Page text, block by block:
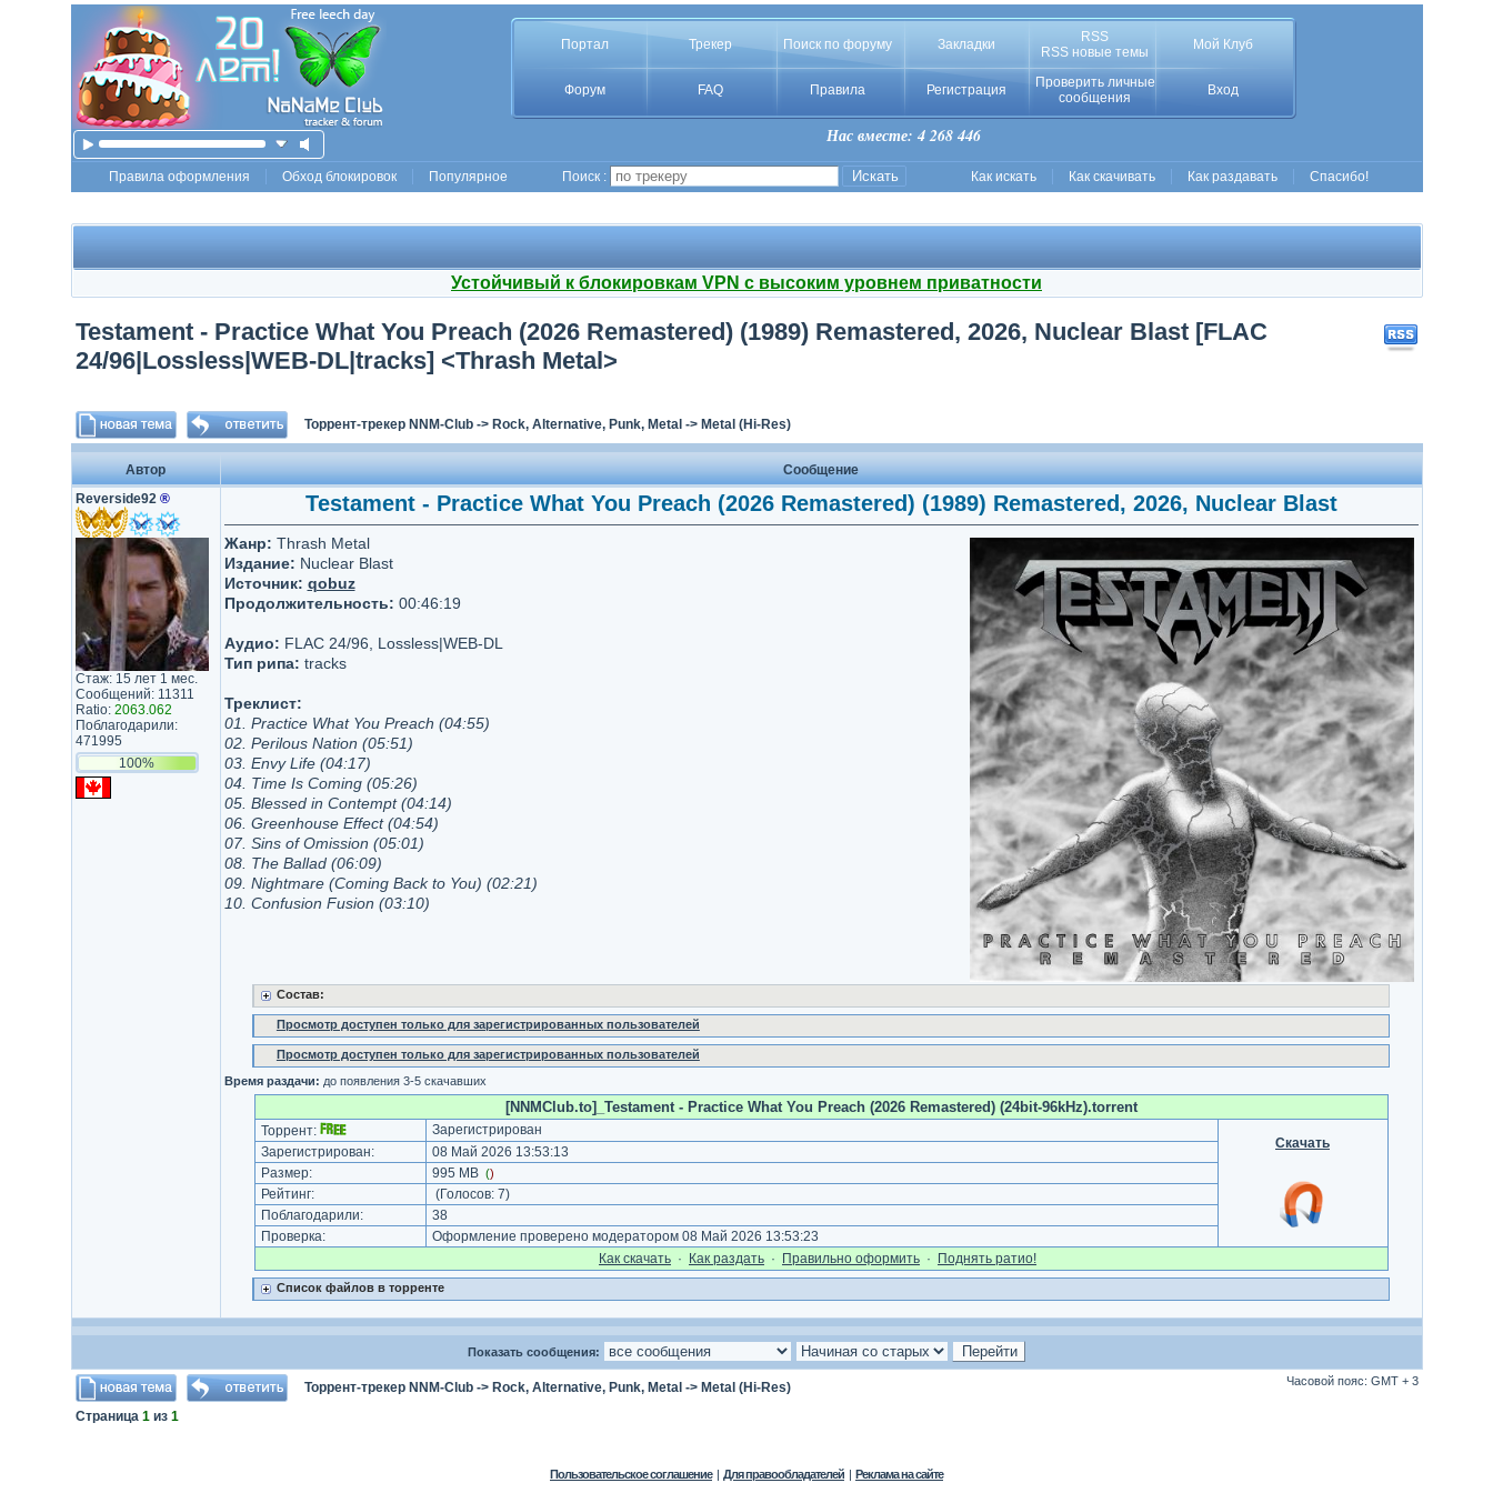
Портал Трекер Поиск по форуму Закладки
RSS
RSS новые темы
Мой Клуб
Форум FAQ Правила Регистрация
Проверить личные
сообщения
Вход
Нас вместе: 4 268 446
Правила оформления Обход блокировок Популярное Поиск : Как искать Как скачивать Как раздавать Спасибо!
Устойчивый к блокировкам VPN с высоким уровнем приватности
Testament - Practice What You Preach (2026 Remastered) (1989) Remastered, 2026, Nuclear Blast [FLAC
24/96|Lossless|WEB-DL|tracks] <Thrash Metal>
Торрент-трекер NNM-Club-> Rock, Alternative, Punk, Metal -> Metal (Hi-Res)
Автор
Сообщение
Reverside92 ®
Стаж: 15 лет 1 мес.
Сообщений: 11311
Ratio: 2063.062
Поблагодарили:
471995
100%
Testament - Practice What You Preach (2026 Remastered) (1989) Remastered, 2026, Nuclear Blast
Жанр: Thrash Metal
Издание: Nuclear Blast
Источник: qobuz
Продолжительность: 00:46:19
Аудио: FLAC 24/96, Lossless|WEB-DL
Тип рипа: tracks
Треклист:
01. Practice What You Preach (04:55)
02. Perilous Nation (05:51)
03. Envy Life (04:17)
04. Time Is Coming (05:26)
05. Blessed in Contempt (04:14)
06. Greenhouse Effect (04:54)
07. Sins of Omission (05:01)
08. The Ballad (06:09)
09. Nightmare (Coming Back to You) (02:21)
10. Confusion Fusion (03:10)
Состав:
Просмотр доступен только для зарегистрированных пользователей
Просмотр доступен только для зарегистрированных пользователей
Время раздачи: до появления 3-5 скачавших
[NNMClub.to]_Testament - Practice What You Preach (2026 Remastered) (24bit-96kHz).torrent
Торрент:
Зарегистрирован
Скачать
Зарегистрирован:
08 Май 2026 13:53:13
Размер:
995 MB ()
Рейтинг: (Голосов: 7)
Поблагодарили:
38
Проверка:
Оформление проверено модератором 08 Май 2026 13:53:23
Как cкачать · Как раздать · Правильно оформить · Поднять ратио!
Список файлов в торренте
Показать сообщения:
Торрент-трекер NNM-Club-> Rock, Alternative, Punk, Metal -> Metal (Hi-Res) Часовой пояс: GMT + 3
Страница 1из 1
Пользовательское соглашение | Для правообладателей | Реклама на сайте